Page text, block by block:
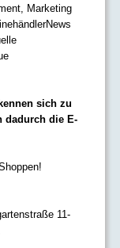
Marketing
sich zu
dadurch die E-
11-